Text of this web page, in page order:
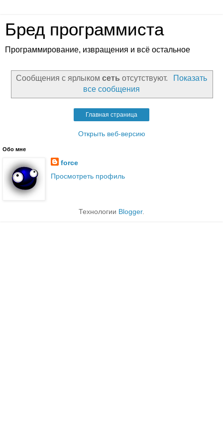
Бред программиста
Программирование, извращения и всё остальное
Сообщения с ярлыкомсеть отсутствуют.
Показать
все сообщения
Главная страница
Открыть веб-версию
Обо мне
force
Просмотреть профиль
Технологии Blogger.